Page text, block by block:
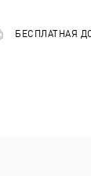
БЕСПЛАТНАЯ